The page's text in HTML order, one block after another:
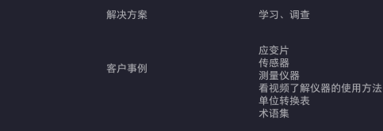
解决方案
客户事例
学习、调查
应变片
传感器
测量仪器
看视频了解仪器的使用方法
单位转换表
术语集